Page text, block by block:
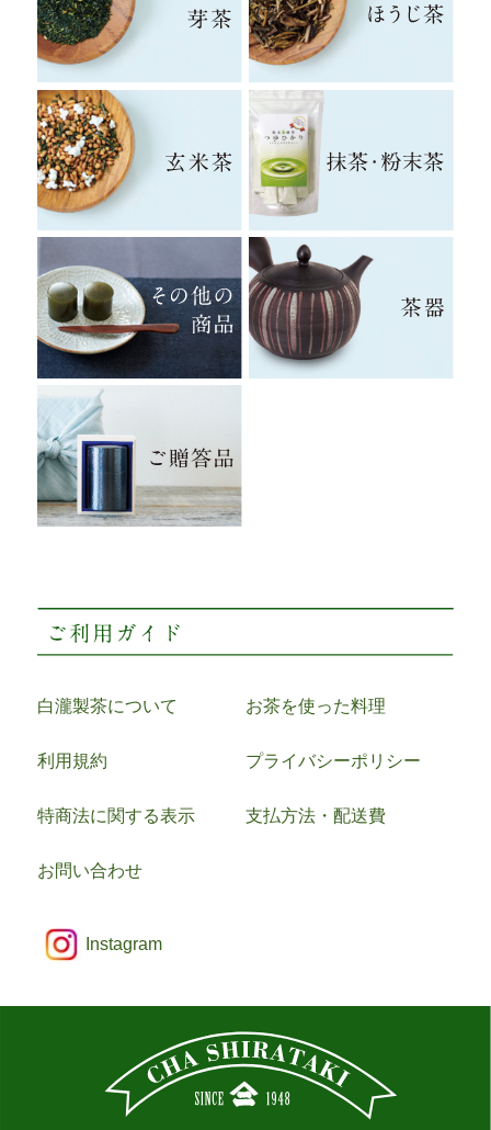
白瀧製茶について お茶を使った料理
利用規約 プライバシーポリシー
特商法に関する表示 支払方法・配送費
お問い合わせ
Instagram